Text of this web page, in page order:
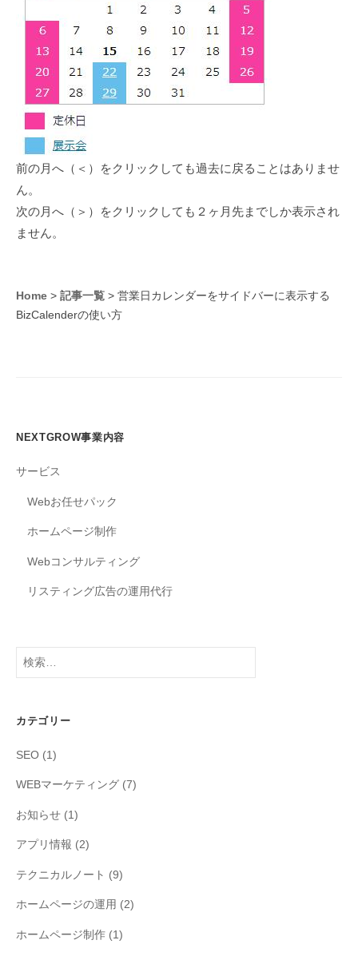
前の月へ（＜）をクリックしても過去に戻ることはありませ
ん。
次の月へ（＞）をクリックしても２ヶ月先までしか表示され
ません。
投
稿
シ
ン
Home > 記事一覧 > 営業日カレンダーをサイドバーに表示する
BizCalenderの使い方
NEXTGROW事業内容
サービス
Webお任せパック
ホームページ制作
Webコンサルティング
リスティング広告の運用代行
検
索:
カテゴリー
SEO (1)
WEBマーケティング (7)
お知らせ (1)
アプリ情報 (2)
テクニカルノート (9)
ホームページの運用 (2)
ホームページ制作 (1)